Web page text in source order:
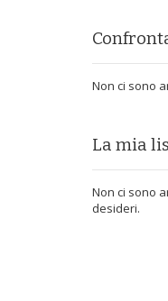
Non ci sono
La mia
Non ci sono
desideri.